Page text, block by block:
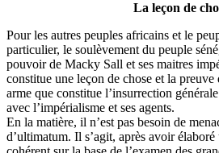
La leçon de
Pour les autres peuples africains et le
particulier, le soulèvement du peuple
pouvoir de Macky Sall et ses maitres
constitue une leçon de chose et la
arme que constitue l’insurrection
avec l’impérialisme et ses agents.
En la matière, il n’est pas besoin de
d’ultimatum. Il s’agit, après avoir